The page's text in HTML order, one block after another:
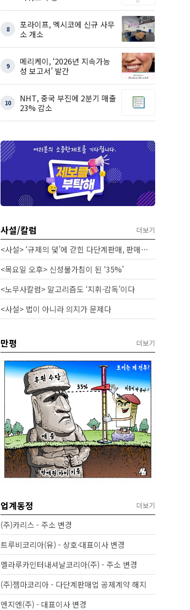
8
포라이프, 멕시코에 신규 사무
소 개소
9
메리케이, ‘2026년 지속가능
성 보고서’ 발간
10
NHT, 중국 부진에 2분기 매출
23% 감소
사설/칼럼 더보기
<사설> ‘규제의 덫’에 갇힌 다단계판매, 판매원 보호 시급하다
<목요일 오후> 신성불가침이 된 ‘35%’
<노무사칼럼> 알고리즘도 ‘지휘·감독’이다
<사설> 법이 아니라 의지가 문제다
만평 더보기
업계동정 더보기
(주)카리스 - 주소 변경
트루비코리아(유) - 상호·대표이사 변경
멜라루카인터내셔날코리아(주) - 주소 변경
(주)젬마코리아 - 다단계판매업 공제계약 해지
엔지엔(주) - 대표이사 변경